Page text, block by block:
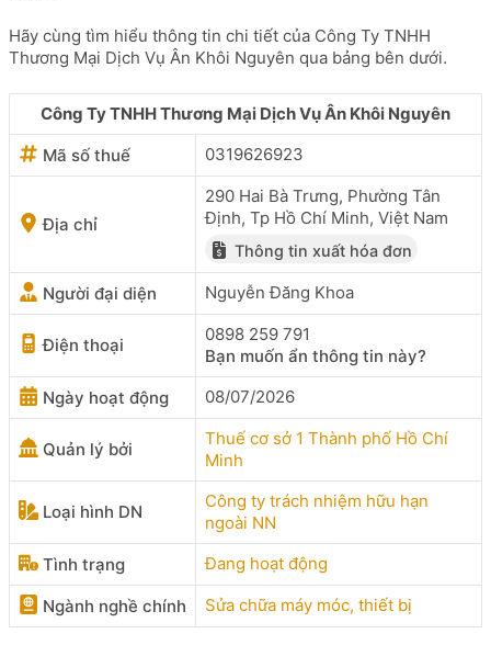
Hãy cùng tìm hiểu thông tin chi tiết của Công Ty TNHH
Thương Mại Dịch Vụ Ân Khôi Nguyên qua bảng bên dưới.
Công Ty TNHH Thương Mại Dịch Vụ Ân Khôi Nguyên
Mã số thuế
0319626923
Địa chỉ
290 Hai Bà Trưng, Phường Tân
Định, Tp Hồ Chí Minh, Việt Nam
Thông tin xuất hóa đơn
Người đại diện Nguyễn Đăng Khoa
Điện thoại
0898 259 791
Bạn muốn ẩn thông tin này?
Ngày hoạt động
08/07/2026
Quản lý bởi
Thuế cơ sở 1 Thành phố Hồ Chí
Minh
Loại hình DN
Công ty trách nhiệm hữu hạn
ngoài NN
Tình trạng
Đang hoạt động
Ngành nghề chính Sửa chữa máy móc, thiết bị